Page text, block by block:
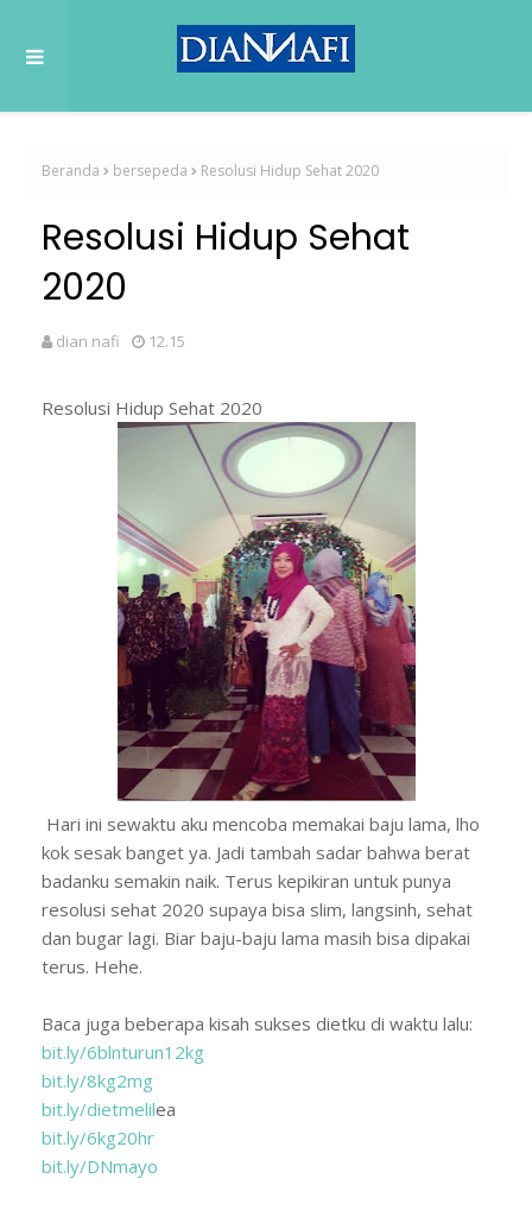
Beranda bersepeda Resolusi Hidup Sehat 2020
Resolusi Hidup Sehat
2020
dian nafi 12.15
Resolusi Hidup Sehat 2020
Hari ini sewaktu aku mencoba memakai baju lama, lho
kok sesak banget ya. Jadi tambah sadar bahwa berat
badanku semakin naik. Terus kepikiran untuk punya
resolusi sehat 2020 supaya bisa slim, langsinh, sehat
dan bugar lagi. Biar baju-baju lama masih bisa dipakai
terus. Hehe.
Baca juga beberapa kisah sukses dietku di waktu lalu:
bit.ly/6blnturun12kg
bit.ly/8kg2mg
bit.ly/dietmelilea
bit.ly/6kg20hr
bit.ly/DNmayo